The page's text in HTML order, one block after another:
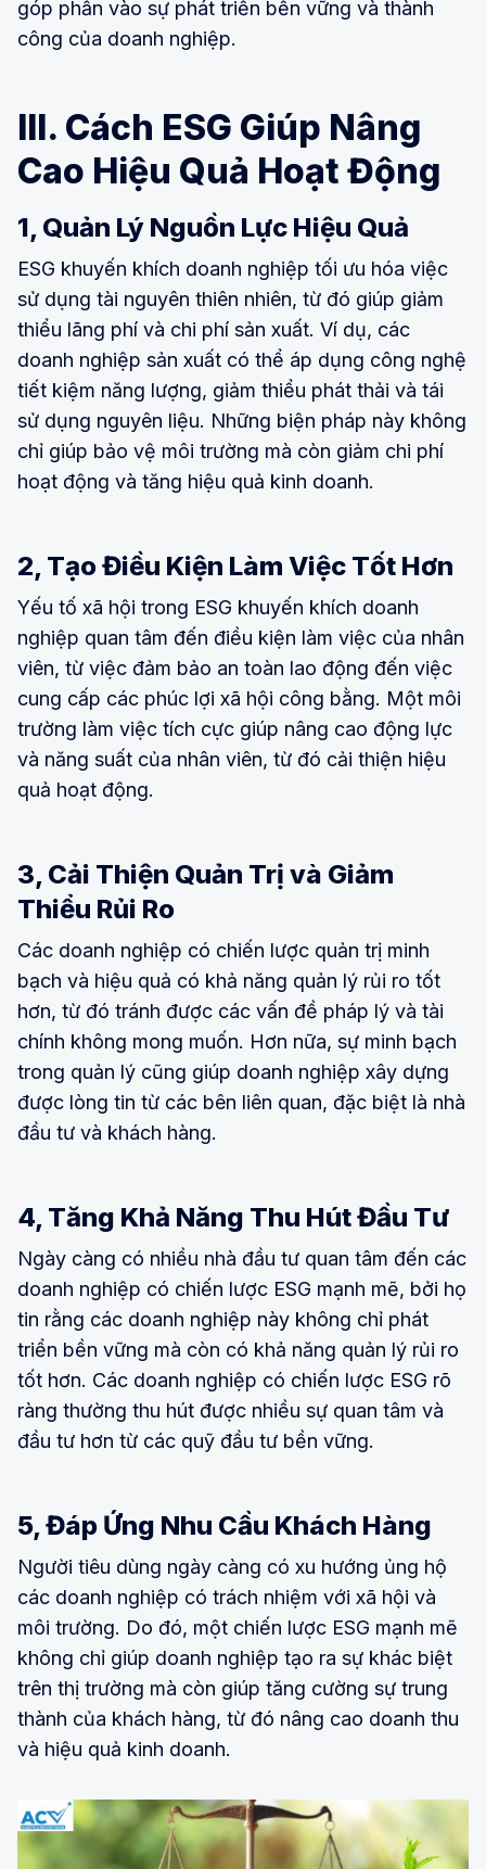
góp phần vào sự phát triển bền vững và thành
công của doanh nghiệp.
III. Cách ESG Giúp Nâng
Cao Hiệu Quả Hoạt Động
1, Quản Lý Nguồn Lực Hiệu Quả
ESG khuyến khích doanh nghiệp tối ưu hóa việc
sử dụng tài nguyên thiên nhiên, từ đó giúp giảm
thiểu lãng phí và chi phí sản xuất. Ví dụ, các
doanh nghiệp sản xuất có thể áp dụng công nghệ
tiết kiệm năng lượng, giảm thiểu phát thải và tái
sử dụng nguyên liệu. Những biện pháp này không
chỉ giúp bảo vệ môi trường mà còn giảm chi phí
hoạt động và tăng hiệu quả kinh doanh.
2, Tạo Điều Kiện Làm Việc Tốt Hơn
Yếu tố xã hội trong ESG khuyến khích doanh
nghiệp quan tâm đến điều kiện làm việc của nhân
viên, từ việc đảm bảo an toàn lao động đến việc
cung cấp các phúc lợi xã hội công bằng. Một môi
trường làm việc tích cực giúp nâng cao động lực
và năng suất của nhân viên, từ đó cải thiện hiệu
quả hoạt động.
3, Cải Thiện Quản Trị và Giảm
Thiểu Rủi Ro
Các doanh nghiệp có chiến lược quản trị minh
bạch và hiệu quả có khả năng quản lý rủi ro tốt
hơn, từ đó tránh được các vấn đề pháp lý và tài
chính không mong muốn. Hơn nữa, sự minh bạch
trong quản lý cũng giúp doanh nghiệp xây dựng
được lòng tin từ các bên liên quan, đặc biệt là nhà
đầu tư và khách hàng.
4, Tăng Khả Năng Thu Hút Đầu Tư
Ngày càng có nhiều nhà đầu tư quan tâm đến các
doanh nghiệp có chiến lược ESG mạnh mẽ, bởi họ
tin rằng các doanh nghiệp này không chỉ phát
triển bền vững mà còn có khả năng quản lý rủi ro
tốt hơn. Các doanh nghiệp có chiến lược ESG rõ
ràng thường thu hút được nhiều sự quan tâm và
đầu tư hơn từ các quỹ đầu tư bền vững.
5, Đáp Ứng Nhu Cầu Khách Hàng
Người tiêu dùng ngày càng có xu hướng ủng hộ
các doanh nghiệp có trách nhiệm với xã hội và
môi trường. Do đó, một chiến lược ESG mạnh mẽ
không chỉ giúp doanh nghiệp tạo ra sự khác biệt
trên thị trường mà còn giúp tăng cường sự trung
thành của khách hàng, từ đó nâng cao doanh thu
và hiệu quả kinh doanh.